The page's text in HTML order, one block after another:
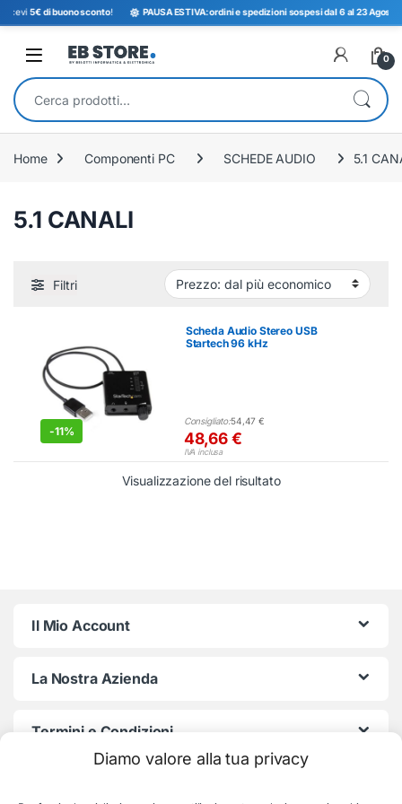
Diamo valore alla tua privacy
ricevi5€ di buono sconto! PAUSA ESTIVA: ordini e spedizioni sospesi dal 6 al 23
Open 0
Cerca:
Home Componenti PC SCHEDE AUDIO 5.1
5.1 CANALI
Filtri
-11%
Scheda Audio Stereo USB
Startech 96 kHz
Consigliato:54,47€
48,66€
IVA inclusa
Visualizzazione del risultato
Il Mio Account
La Nostra Azienda
Termini e Condizioni